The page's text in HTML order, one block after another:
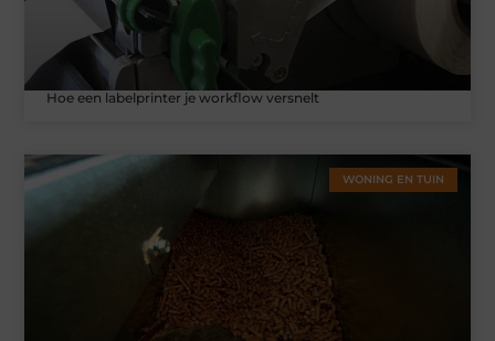
Hoe een labelprinter je workflow versnelt
WONING EN TUIN